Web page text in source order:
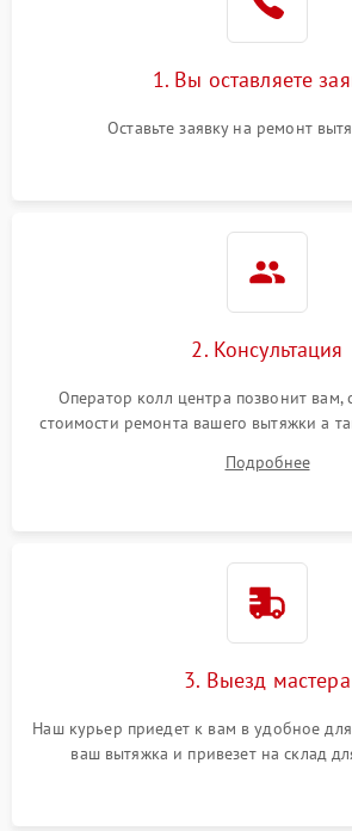
1. Вы оставляете
Оставьте заявку на ремонт
2. Консультация
Оператор колл центра позвонит вам,
стоимости ремонта вашего вытяжки а
Подробнее
3. Выезд мастера
Наш курьер приедет к вам в удобное
ваш вытяжка и привезет на склад